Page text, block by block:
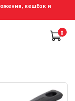
кешбэк и
0